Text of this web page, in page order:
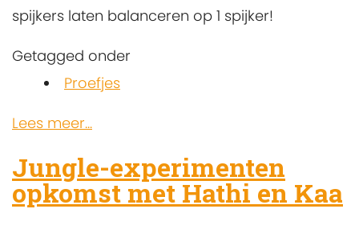
spijkers laten balanceren op 1 spijker!
Getagged onder
Proefjes
Lees meer...
Jungle-experimenten
opkomst met Hathi en Kaa